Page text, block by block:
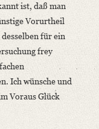
ist, daß man
Vorurtheil
für ein
frey
Ich wünsche und
Voraus Glück